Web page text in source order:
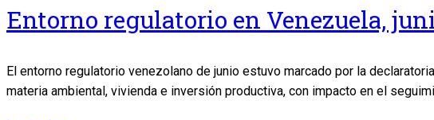
Entorno regulatorio en Venezuela,
El entorno regulatorio venezolano de junio estuvo marcado por la
materia ambiental, vivienda e inversión productiva, con impacto en el